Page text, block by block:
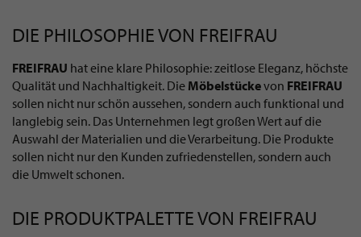
DIE PHILOSOPHIE VON FREIFRAU
FREIFRAU hat eine klare Philosophie: zeitlose Eleganz, höchste
Qualität und Nachhaltigkeit. Die Möbelstückevon FREIFRAU
sollen nicht nur schön aussehen, sondern auch funktional und
langlebig sein. Das Unternehmen legt großen Wert auf die
Auswahl der Materialien und die Verarbeitung. Die Produkte
sollen nicht nur den Kunden zufriedenstellen, sondern auch
die Umwelt schonen.
DIE PRODUKTPALETTE VON FREIFRAU